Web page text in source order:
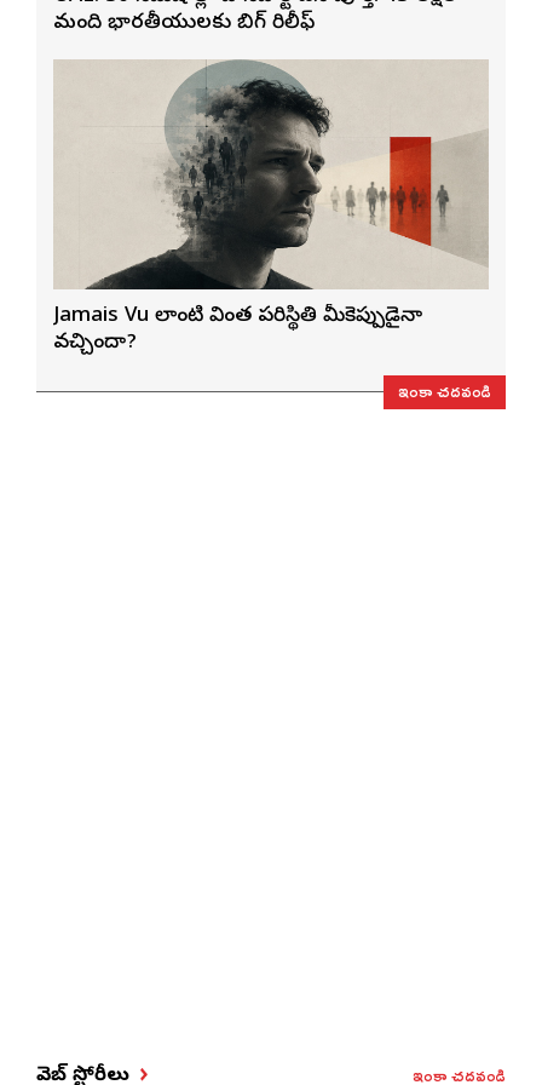
మంది భారతీయులకు బిగ్ రిలీఫ్
Jamais Vu లాంటి వింత పరిస్థితి మీకెప్పుడైనా
వచ్చిందా?
ఇంకా చదవండి
వెబ్ స్టోరీలు ఇంకా చదవండి